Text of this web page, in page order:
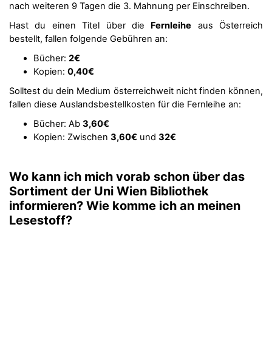
nach weiteren 9 Tagen die 3. Mahnung per Einschreiben.
Hast du einen Titel über die Fernleihe aus Österreich
bestellt, fallen folgende Gebühren an:
Bücher: 2€
Kopien: 0,40€
Solltest du dein Medium österreichweit nicht finden können,
fallen diese Auslandsbestellkosten für die Fernleihe an:
Bücher: Ab 3,60€
Kopien: Zwischen 3,60€ und 32€
Wo kann ich mich vorab schon über das
Sortiment der Uni Wien Bibliothek
informieren? Wie komme ich an meinen
Lesestoff?